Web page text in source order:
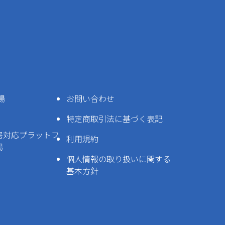
応プラットフ
お問い合わせ
特定商取引法に基づく表記
利用規約
個人情報の取り扱いに関する
基本方針